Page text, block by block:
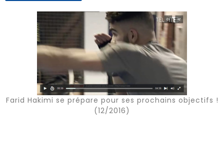
Farid Hakimi se prépare pour ses prochains objectifs !
(12/2016)